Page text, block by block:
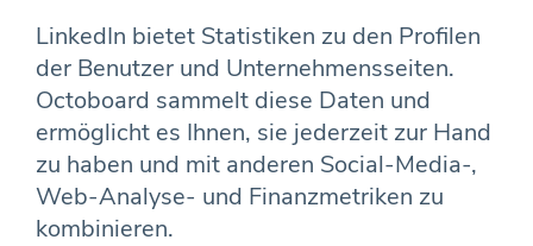
LinkedIn bietet Statistiken zu den Profilen
der Benutzer und Unternehmensseiten.
Octoboard sammelt diese Daten und
ermöglicht es Ihnen, sie jederzeit zur Hand
zu haben und mit anderen Social-Media-,
Web-Analyse- und Finanzmetriken zu
kombinieren.